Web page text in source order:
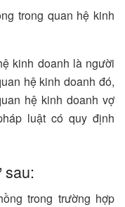
trong quan hệ kinh
kinh doanh là người
hệ kinh doanh đó,
hệ kinh doanh vợ
luật có quy định
sau:
trong trường hợp